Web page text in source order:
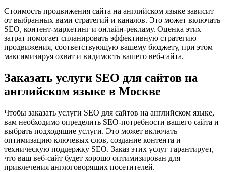
Стоимость продвижения сайта на английском языке зависит
от выбранных вами стратегий и каналов. Это может включать
SEO, контент-маркетинг и онлайн-рекламу. Оценка этих
затрат помогает спланировать эффективную стратегию
продвижения, соответствующую вашему бюджету, при этом
максимизируя охват и видимость вашего веб-сайта.
Заказать услуги SEO для сайтов на
английском языке в Москве
Чтобы заказать услуги SEO для сайтов на английском языке,
вам необходимо определить SEO-потребности вашего сайта и
выбрать подходящие услуги. Это может включать
оптимизацию ключевых слов, создание контента и
техническую поддержку SEO. Заказ этих услуг гарантирует,
что ваш веб-сайт будет хорошо оптимизирован для
привлечения англоговорящих посетителей.